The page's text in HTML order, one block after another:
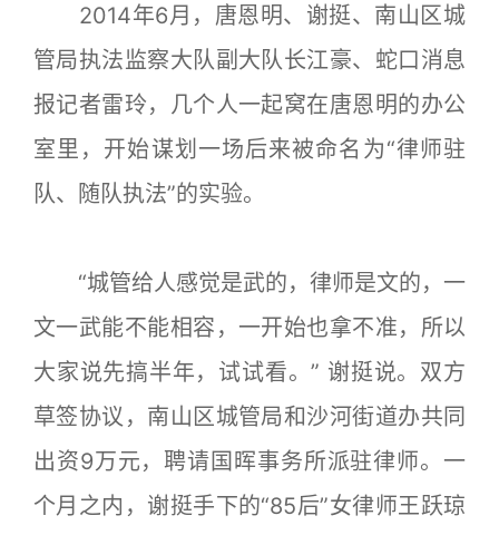
2014年6月，唐恩明、谢挺、南山区城
管局执法监察大队副大队长江豪、蛇口消息
报记者雷玲，几个人一起窝在唐恩明的办公
室里，开始谋划一场后来被命名为“律师驻
队、随队执法”的实验。
“城管给人感觉是武的，律师是文的，一
文一武能不能相容，一开始也拿不准，所以
大家说先搞半年，试试看。” 谢挺说。双方
草签协议，南山区城管局和沙河街道办共同
出资9万元，聘请国晖事务所派驻律师。一
个月之内，谢挺手下的“85后”女律师王跃琼